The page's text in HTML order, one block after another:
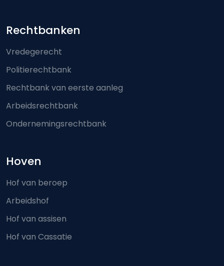
Footer-menu
Rechtbanken
Vredegerecht
Politierechtbank
Rechtbank van eerste aanleg
Arbeidsrechtbank
Ondernemingsrechtbank
Hoven
Hof van beroep
Arbeidshof
Hof van assisen
Hof van Cassatie